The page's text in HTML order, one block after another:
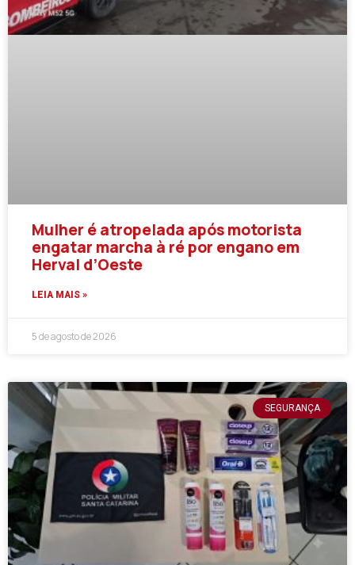
Mulher é atropelada após motorista
engatar marcha à ré por engano em
Herval d’Oeste
LEIA MAIS »
5 de agosto de 2026
SEGURANÇA